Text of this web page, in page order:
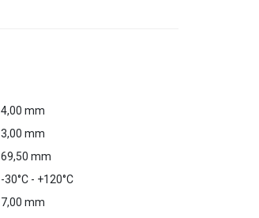
4,00 mm
3,00 mm
69,50 mm
-30°C - +120°C
7,00 mm